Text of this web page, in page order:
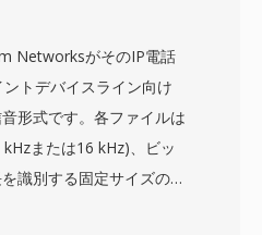
NetworksがそのIP電話
トデバイスライン向け
形式です。各ファイルは
または16 kHz)、ビッ
識別する固定サイズのヘ
フォンに搭載された小型